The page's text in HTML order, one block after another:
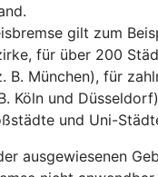
gilt zum
für über 200
B. München), für
Köln und
und Uni-
ausgewiesenen